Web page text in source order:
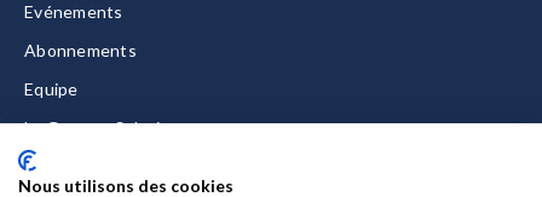
Evénements
Abonnements
Equipe
La Gazette Solutions
Nous contacter
Nous utilisons des cookies